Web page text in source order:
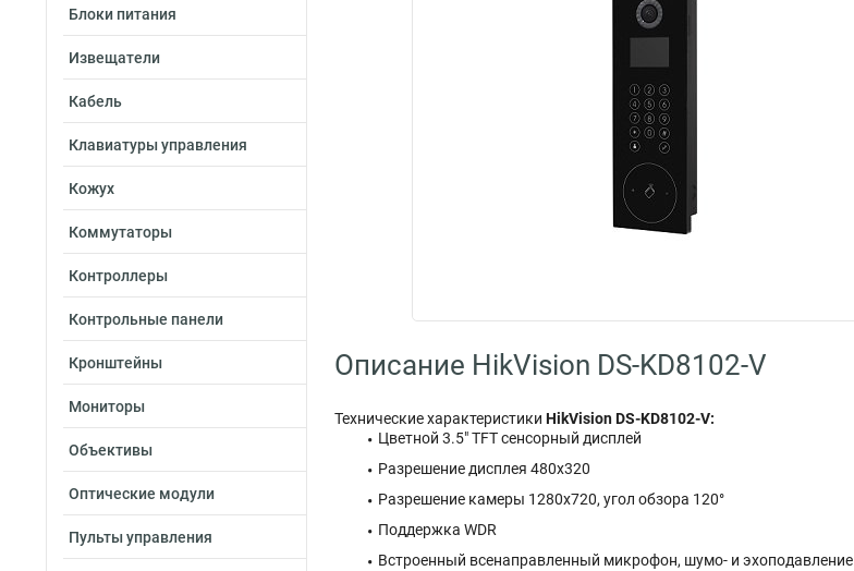
Блоки питания
Извещатели
Кабель
Клавиатуры управления
Кожух
Коммутаторы
Контроллеры
Контрольные панели
Кронштейны
Мониторы
Объективы
Оптические модули
Пульты управления
Описание HikVision DS-KD8102-V
Технические характеристики HikVision DS-KD8102-V:
Цветной 3.5″ TFT сенсорный дисплей
Разрешение дисплея 480х320
Разрешение камеры 1280х720, угол обзора 120°
Поддержка WDR
Встроенный всенаправленный микрофон, шумо- и эхоподавление